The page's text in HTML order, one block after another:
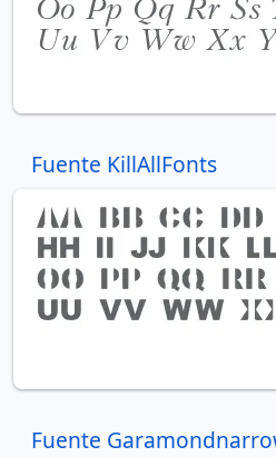
Fuente KillAllFonts
Fuente